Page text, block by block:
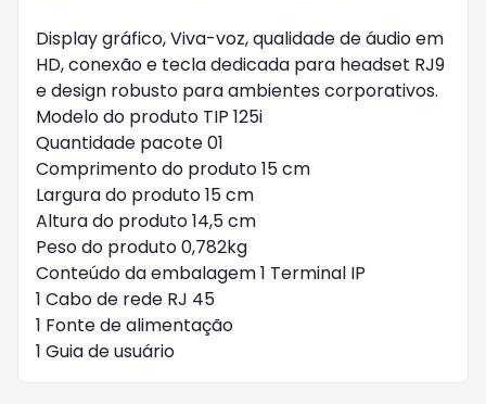
Display gráfico, Viva-voz, qualidade de áudio em
HD, conexão e tecla dedicada para headset RJ9
e design robusto para ambientes corporativos.
Modelo do produto TIP 125i
Quantidade pacote 01
Comprimento do produto 15 cm
Largura do produto 15 cm
Altura do produto 14,5 cm
Peso do produto 0,782kg
Conteúdo da embalagem 1 Terminal IP
1 Cabo de rede RJ 45
1 Fonte de alimentação
1 Guia de usuário